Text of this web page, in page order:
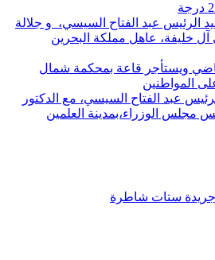
الرئيس عبد الفتاح السيسي، و جلالة
خليفة، عاهل مملكة البحرين
ويستأجر قاعة بمحكمة شمال
المواطنين
عبد الفتاح السيسي، مع الدكتور
الوزراء،بمدينة العلمين